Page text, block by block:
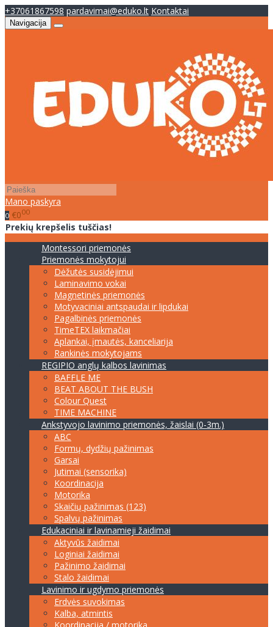
+37061867598 pardavimai@eduko.lt Kontaktai
Navigacija
Mano paskyra
0 €000
Prekių krepšelis tuščias!
Montessori priemonės
Priemonės mokytojui
Dėžutės susidėjimui
Laminavimo vokai
Magnetinės priemonės
Motyvaciniai antspaudai ir lipdukai
Pagalbinės priemonės
TimeTEX laikmačiai
Aplankai, įmautės, kanceliarija
Rankinės mokytojams
REGIPIO anglų kalbos lavinimas
BAFFLE ME
BEAT ABOUT THE BUSH
Colour Quest
TIME MACHINE
Ankstyvojo lavinimo priemonės, žaislai (0-3m.)
ABC
Formų, dydžių pažinimas
Garsai
Jutimai (sensorika)
Koordinacija
Motorika
Skaičių pažinimas (123)
Spalvų pažinimas
Edukaciniai ir lavinamieji žaidimai
Aktyvūs žaidimai
Loginiai žaidimai
Pažinimo žaidimai
Stalo žaidimai
Lavinimo ir ugdymo priemonės
Erdvės suvokimas
Kalba, atmintis
Koordinacija / motorika